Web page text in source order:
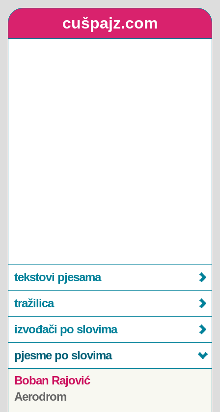
cušpajz.com
tekstovi pjesama
tražilica
izvođači po slovima
pjesme po slovima
Boban Rajović
Aerodrom